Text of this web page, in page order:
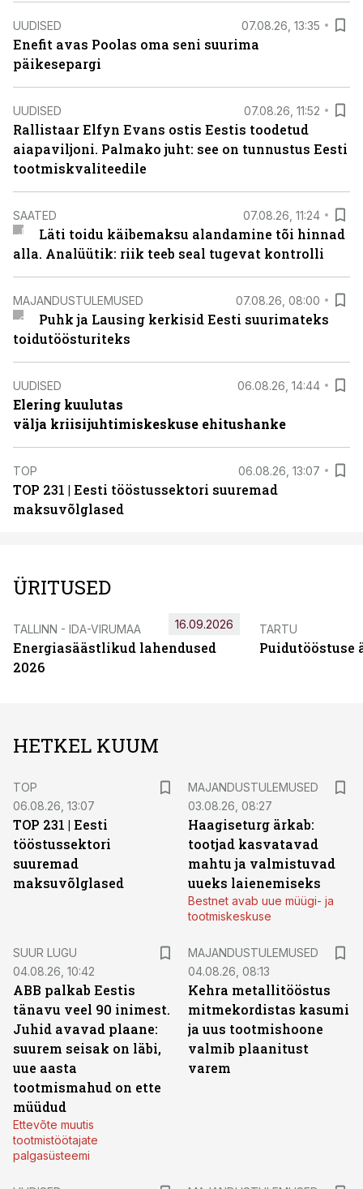
UUDISED 07.08.26, 13:35
Enefit avas Poolas oma seni suurima
päikesepargi
UUDISED 07.08.26, 11:52
Rallistaar Elfyn Evans ostis Eestis toodetud
aiapaviljoni. Palmako juht: see on tunnustus Eesti
tootmiskvaliteedile
SAATED 07.08.26, 11:24
Läti toidu käibemaksu alandamine tõi hinnad
alla. Analüütik: riik teeb seal tugevat kontrolli
MAJANDUSTULEMUSED 07.08.26, 08:00
Puhk ja Lausing kerkisid Eesti suurimateks
toidutöösturiteks
UUDISED 06.08.26, 14:44
Elering kuulutas
välja kriisijuhtimiskeskuse ehitushanke
TOP 06.08.26, 13:07
TOP 231 | Eesti tööstussektori suuremad
maksuvõlglased
ÜRITUSED
TALLINN - IDA-VIRUMAA
Energiasäästlikud lahendused
2026
16.09.2026 TARTU
Puidutööstuse
HETKEL KUUM
TOP
06.08.26, 13:07
TOP 231 | Eesti
tööstussektori
suuremad
maksuvõlglased
MAJANDUSTULEMUSED
03.08.26, 08:27
Haagiseturg ärkab:
tootjad kasvatavad
mahtu ja valmistuvad
uueks laienemiseks
Bestnet avab uue müügi- ja
tootmiskeskuse
SUUR LUGU
04.08.26, 10:42
ABB palkab Eestis
tänavu veel 90 inimest.
Juhid avavad plaane:
suurem seisak on läbi,
uue aasta
tootmismahud on ette
müüdud
Ettevõte muutis
tootmistöötajate
palgasüsteemi
MAJANDUSTULEMUSED
04.08.26, 08:13
Kehra metallitööstus
mitmekordistas kasumi
ja uus tootmishoone
valmib plaanitust
varem